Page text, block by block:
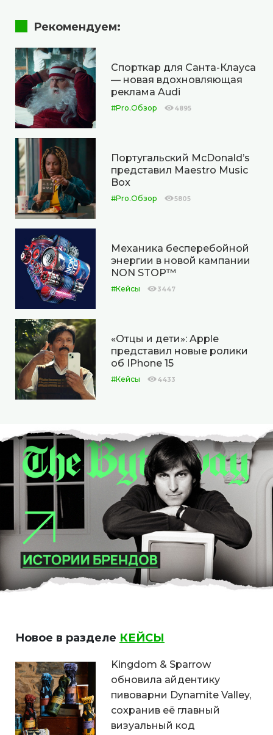
Рекомендуем:
Спорткар для Санта-Клауса
— новая вдохновляющая
реклама Audi
#Pro.Обзор 4895
Португальский McDonald’s
представил Maestro Music
Box
#Pro.Обзор 5805
Механика бесперебойной
энергии в новой кампании
NON STOP™
#Кейсы 3447
«Отцы и дети»: Apple
представил новые ролики
об IPhone 15
#Кейсы 4433
Новое в разделе КЕЙСЫ
Kingdom & Sparrow
обновила айдентику
пивоварни Dynamite Valley,
сохранив её главный
визуальный код